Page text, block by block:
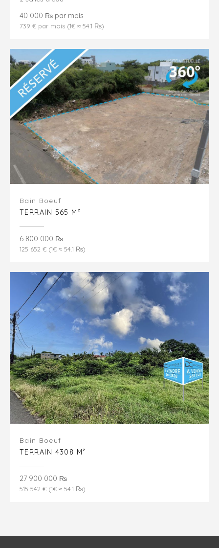
40 000 ₨ par mois
739 € par mois (1€ ≈ 54.1 ₨)
Bain Boeuf
TERRAIN 565 M²
6 800 000 ₨
125 652 € (1€ ≈ 54.1 ₨)
Bain Boeuf
TERRAIN 4308 M²
27 900 000 ₨
515 542 € (1€ ≈ 54.1 ₨)